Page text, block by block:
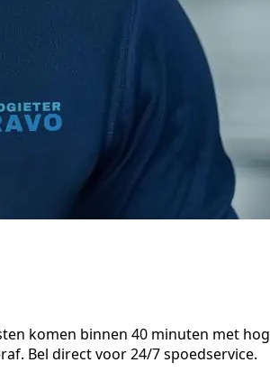
komen binnen 40 minuten met
Bel direct voor 24/7 spoedservice.